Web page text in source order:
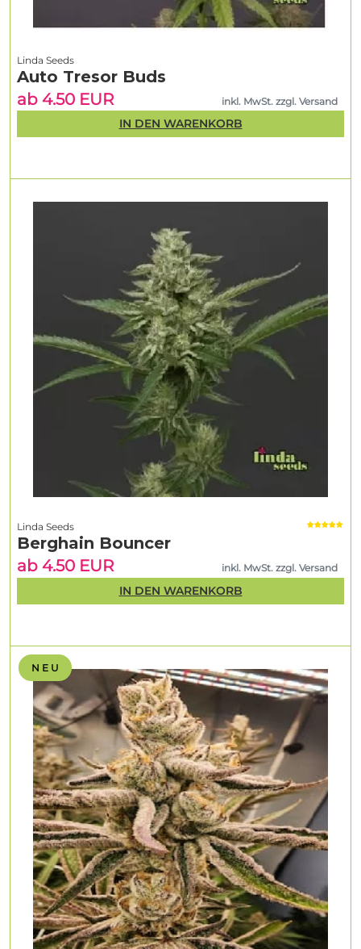
N E U
Linda Seeds
Berghain Bouncer
ab 4.50 EUR
inkl. MwSt. zzgl. Versand
IN DEN WARENKORB
Linda Seeds
Auto Tresor Buds
ab 4.50 EUR
inkl. MwSt. zzgl. Versand
IN DEN WARENKORB